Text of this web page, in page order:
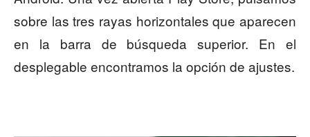
sobre las tres rayas horizontales que aparecen
en la barra de búsqueda superior. En el
desplegable encontramos la opción de ajustes.